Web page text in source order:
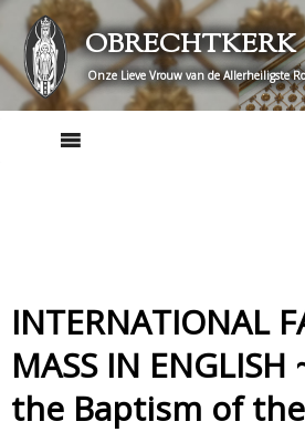
Skip
content
OBRECHTKERK
Onze Lieve Vrouw van de Allerheiligste
INTERNATIONAL
MASS IN
the Baptism of